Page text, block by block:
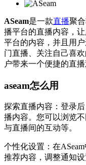
ASeam是一款直播聚
播平台的直播内容，
平台的内容，并且用
门直播、关注自己喜
户带来一个便捷的直
aseam怎么用
探索直播内容：登录
播内容。您可以浏览
与直播间的互动等。
个性化设置：在
推荐内容，调整通知